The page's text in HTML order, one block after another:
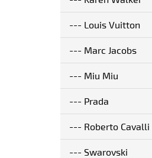
--- Louis Vuitton
--- Marc Jacobs
--- Miu Miu
--- Prada
--- Roberto Cavalli
--- Swarovski